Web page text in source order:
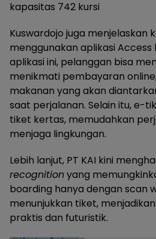
kapasitas 742 kursi
Kuswardojo juga menjelaskan
menggunakan aplikasi Access
aplikasi ini, pelanggan bisa
menikmati pembayaran
makanan yang akan
saat perjalanan. Selain itu, e-
tiket kertas, memudahkan
menjaga lingkungan.
Lebih lanjut, PT KAI kini
recognitionyang
boarding hanya dengan scan
menunjukkan tiket,
praktis dan futuristik.